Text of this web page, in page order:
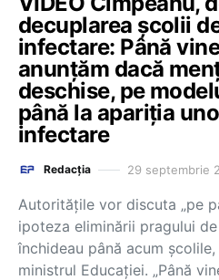
decuplarea școlii
infectare: Până
anunțăm dacă
deschise, pe
până la apariția
infectare
Redacția 29 septembrie
Autoritățile vor discuta „pe
ipoteza eliminării pragului
închideau până acum
ministrul Educației. „Până